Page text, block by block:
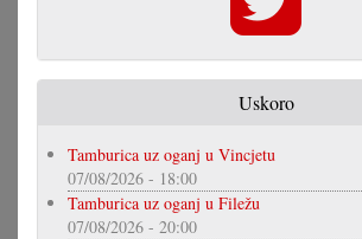
Uskoro
Tamburica uz oganj u Vincjetu
07/08/2026 - 18:00
Tamburica uz oganj u Filežu
07/08/2026 - 20:00